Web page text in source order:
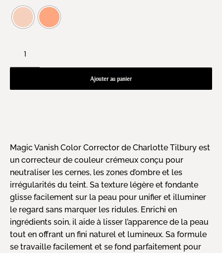
Ajouter au panier
Magic Vanish Color Corrector de Charlotte Tilbury est
un correcteur de couleur crémeux conçu pour
neutraliser les cernes, les zones d’ombre et les
irrégularités du teint. Sa texture légère et fondante
glisse facilement sur la peau pour unifier et illuminer
le regard sans marquer les ridules. Enrichi en
ingrédients soin, il aide à lisser l’apparence de la peau
tout en offrant un fini naturel et lumineux. Sa formule
se travaille facilement et se fond parfaitement pour